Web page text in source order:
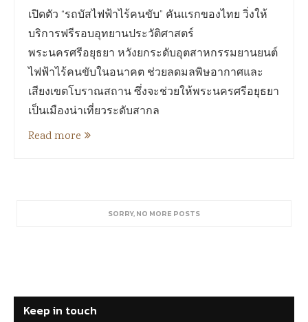
เปิดตัว “รถบัสไฟฟ้าไร้คนขับ” คันแรกของไทย วิ่งให้
บริการฟรีรอบอุทยานประวัติศาสตร์
พระนครศรีอยุธยา หวังยกระดับอุตสาหกรรมยานยนต์
ไฟฟ้าไร้คนขับในอนาคต ช่วยลดมลพิษอากาศและ
เสียงเขตโบราณสถาน ซึ่งจะช่วยให้พระนครศรีอยุธยา
เป็นเมืองน่าเที่ยวระดับสากล
Read more
SORRY, NO MORE POSTS
Keep in touch